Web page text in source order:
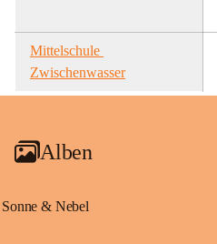
Mittelschule
Zwischenwasser
Alben
Sonne & Nebel